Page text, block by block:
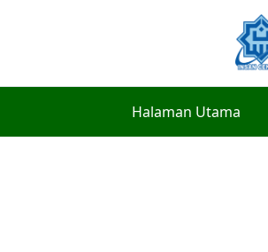
Halaman Utama